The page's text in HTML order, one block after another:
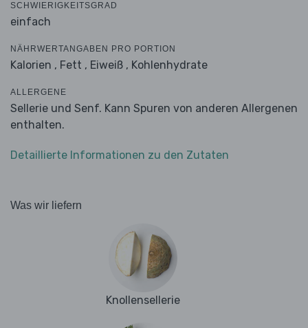
SCHWIERIGKEITSGRAD
einfach
NÄHRWERTANGABEN PRO PORTION
Kalorien , Fett , Eiweiß , Kohlenhydrate
ALLERGENE
Sellerie und Senf. Kann Spuren von anderen Allergenen
enthalten.
Detaillierte Informationen zu den Zutaten
Was wir liefern
Knollensellerie